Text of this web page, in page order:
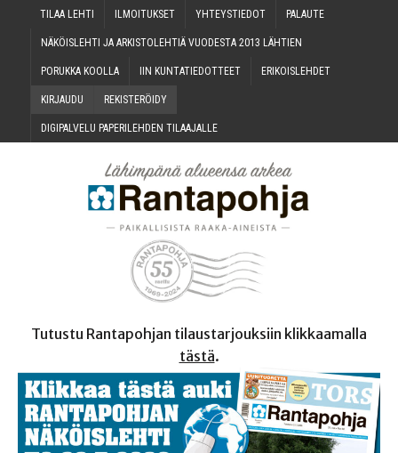
TILAA LEH­TI ILMOI­TUK­SET YHTEYS­TIE­DOT PALAU­TE
NÄKÖIS­LEH­TI JA ARKIS­TO­LEH­TIÄ VUO­DES­TA 2013 LÄHTIEN
PORUK­KA KOOLLA IIN KUN­TA­TIE­DOT­TEET ERI­KOIS­LEH­DET
KIR­JAU­DU REKIS­TE­RÖI­DY
DIGI­PAL­VE­LU PAPE­RI­LEH­DEN TILAAJALLE
Tutustu Rantapohjan tilaustarjouksiin klikkaamalla
tästä.